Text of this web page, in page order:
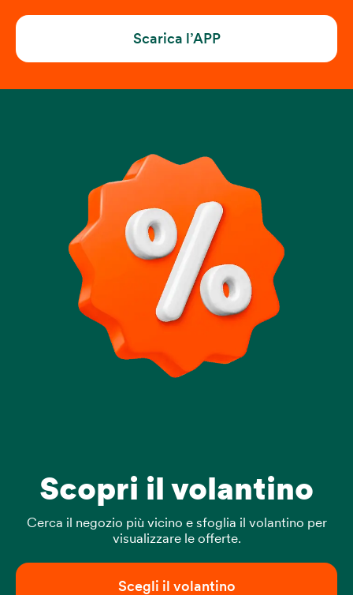
Scarica l’APP
Scopri il volantino
Cerca il negozio più vicino e sfoglia il volantino per
visualizzare le offerte.
Scegli il volantino